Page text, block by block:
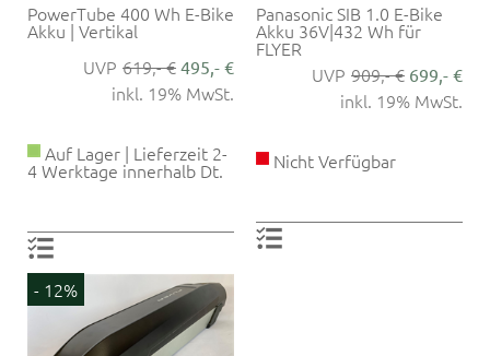
PowerTube 400 Wh E-Bike
Akku | Vertikal
619,- € 495,- €
inkl. 19% MwSt.
Auf Lager | Lieferzeit 2-
4 Werktage innerhalb Dt.
Panasonic SIB 1.0 E-Bike
Akku 36V|432 Wh für
FLYER
909,- € 699,- €
inkl. 19% MwSt.
Nicht Verfügbar
- 12%